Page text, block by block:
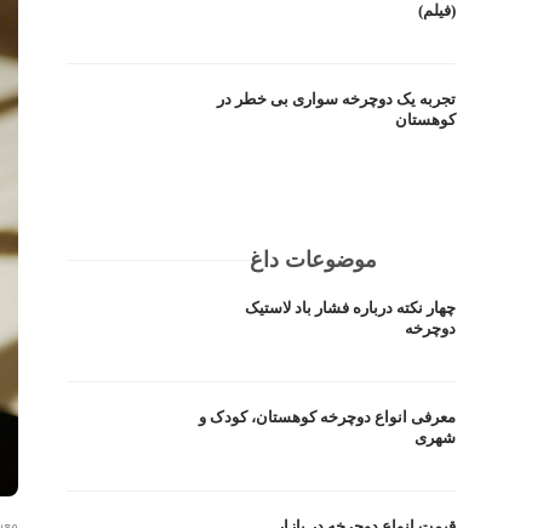
(فیلم)
تجربه یک دوچرخه سواری بی خطر در
کوهستان
موضوعات داغ
چهار نکته درباره فشار باد لاستیک
دوچرخه
معرفی انواع دوچرخه کوهستان، کودک و
شهری